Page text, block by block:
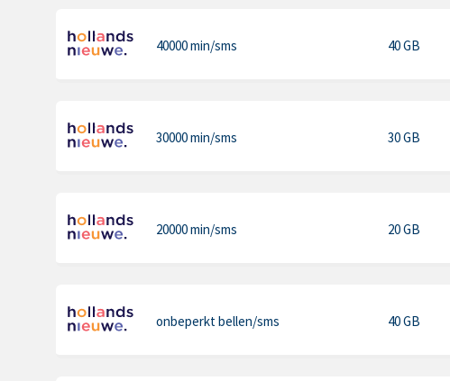
40000 min/sms 40 GB
30000 min/sms 30 GB
20000 min/sms 20 GB
onbeperkt bellen/sms 40 GB